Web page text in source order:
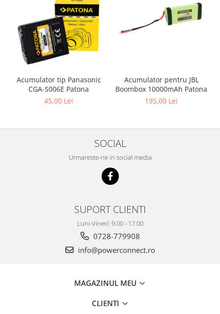
Acumulator tip Panasonic
CGA-S006E Patona
45,00 Lei
Acumulator pentru JBL
Boombox 10000mAh Patona
195,00 Lei
SOCIAL
Urmareste-ne in social media
SUPORT CLIENTI
Luni-Vineri: 9.00 - 17.00
0728-779908
info@powerconnect.ro
MAGAZINUL MEU
CLIENTI